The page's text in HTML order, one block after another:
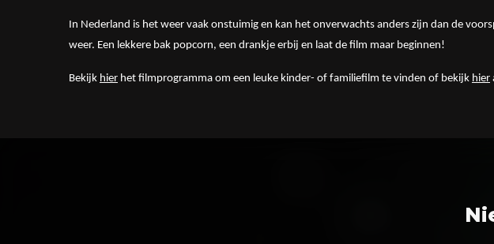
In Nederland is het weer vaak onstuimig en kan het onverwachts anders zijn dan de
weer. Een lekkere bak popcorn, een drankje erbij en laat de film maar beginnen!
Bekijk hier het filmprogramma om een leuke kinder- of familiefilm te vinden of bekijk hier